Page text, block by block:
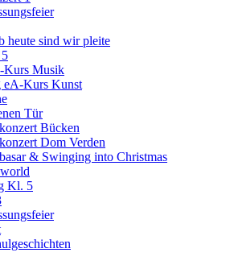
heute sind wir pleite
Kurs Musik
eA-Kurs Kunst
Tür
Bücken
Dom Verden
& Swinging into Christmas
Kl. 5